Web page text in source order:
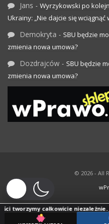
Jans - Wyrzykowski po
Ukrainy: „Nie dajcie się wciągnąć
Demokryta - SBU będzie
zmienia nowa umowa?
Dozdrajców - SBU będzie
zmienia nowa umowa?
© 2026 - All
tworzymy całkowicie niezależnie.